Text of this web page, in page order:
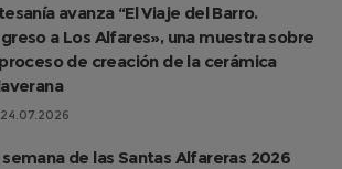
avanza “El Viaje del Barro.
a Los Alfares», una muestra sobre
de creación de la cerámica
24.07.2026
semana de las Santas Alfareras 2026